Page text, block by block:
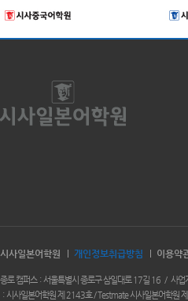
시사일본어학원 개인정보취급방침 이용약
종로 캠퍼스 서울특별시 종로구 삼일대로 17길 16 사업
시사일본어학원 제 2143호 / Testmate 시사일본어학원